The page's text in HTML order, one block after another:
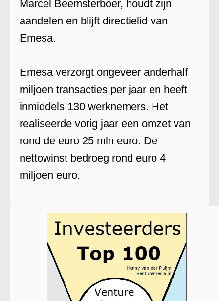
Marcel Beemsterboer, houdt zijn
aandelen en blijft directielid van
Emesa.
Emesa verzorgt ongeveer anderhalf
miljoen transacties per jaar en heeft
inmiddels 130 werknemers. Het
realiseerde vorig jaar een omzet van
rond de euro 25 mln euro. De
nettowinst bedroeg rond euro 4
miljoen euro.